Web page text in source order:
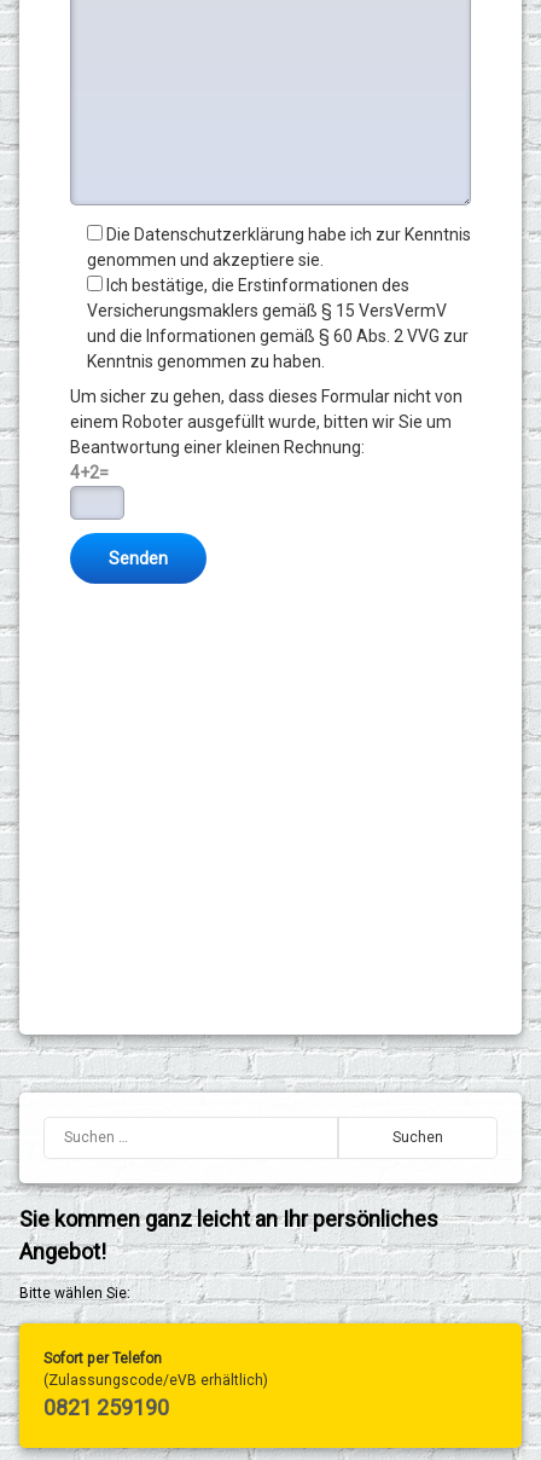
Die Datenschutzerklärung habe ich zur Kenntnis
genommen und akzeptiere sie.
Ich bestätige, die Erstinformationen des
Versicherungsmaklers gemäß § 15 VersVermV
und die Informationen gemäß § 60 Abs. 2 VVG zur
Kenntnis genommen zu haben.
Um sicher zu gehen, dass dieses Formular nicht von
einem Roboter ausgefüllt wurde, bitten wir Sie um
Beantwortung einer kleinen Rechnung:
4+2=
Sie kommen ganz leicht an Ihr persönliches
Angebot!
Bitte wählen Sie:
Sofort per Telefon
(Zulassungscode/eVB erhältlich)
0821 259190